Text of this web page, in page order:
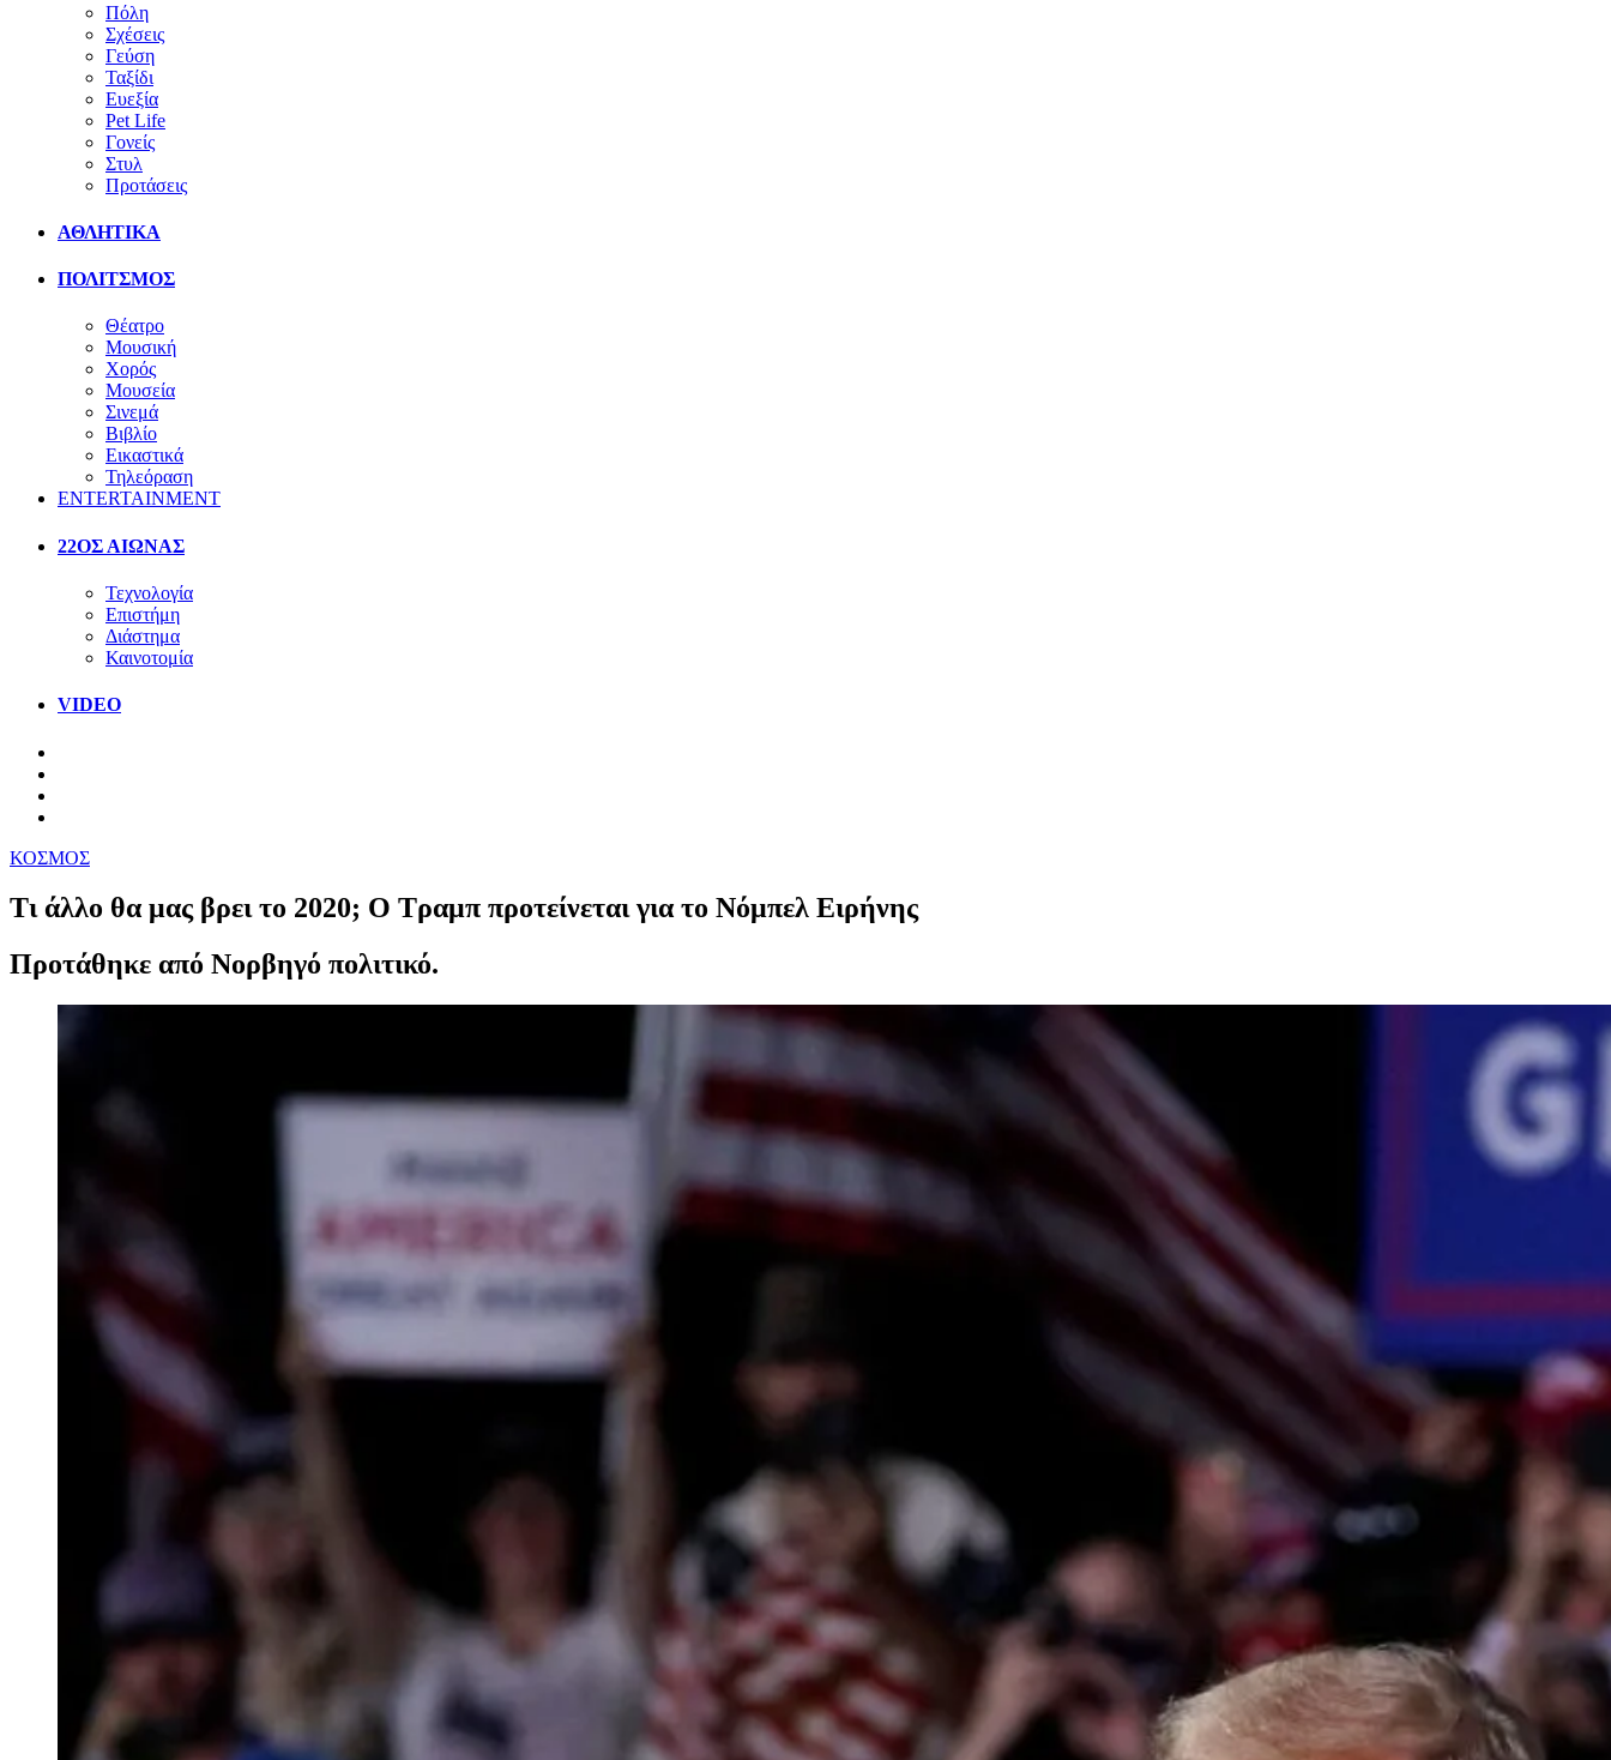
Πόλη
Σχέσεις
Γεύση
Ταξίδι
Ευεξία
Pet Life
Γονείς
Στυλ
Προτάσεις
ΑΘΛΗΤΙΚΑ
ΠΟΛΙΤΣΜΟΣ
Θέατρο
Μουσική
Χορός
Μουσεία
Σινεμά
Βιβλίο
Εικαστικά
Τηλεόραση
ENTERTAINMENT
22ΟΣ ΑΙΩΝΑΣ
Τεχνολογία
Επιστήμη
Διάστημα
Καινοτομία
VIDEO
ΚΟΣΜΟΣ
Τι άλλο θα μας βρει το 2020; Ο Τραμπ προτείνεται για το Νόμπελ Ειρήνης
Προτάθηκε από Νορβηγό πολιτικό.